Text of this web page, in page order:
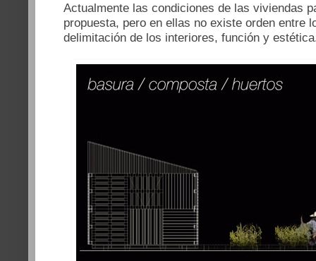
Actualmente las condiciones de las viviendas
propuesta, pero en ellas no existe orden entre
delimitación de los interiores, función y